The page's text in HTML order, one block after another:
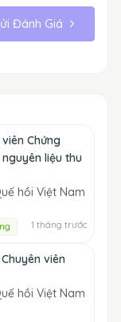
Đánh Giá
Chứng
liệu thu
hồi Việt Nam
1 tháng trước
viên
hồi Việt Nam